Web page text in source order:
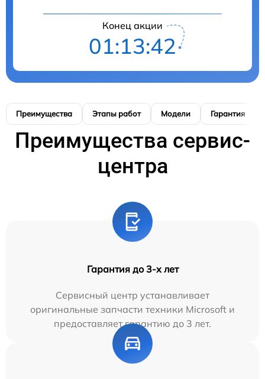
Конец акции
01:13:41
Преимущества Этапы работ Модели Гарантия
Преимущества сервис-
центра
Гарантия до 3-х лет
Сервисный центр устанавливает
оригинальные запчасти техники Microsoft и
предоставляет гарантию до 3 лет.